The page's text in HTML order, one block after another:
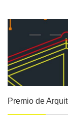
Premio de